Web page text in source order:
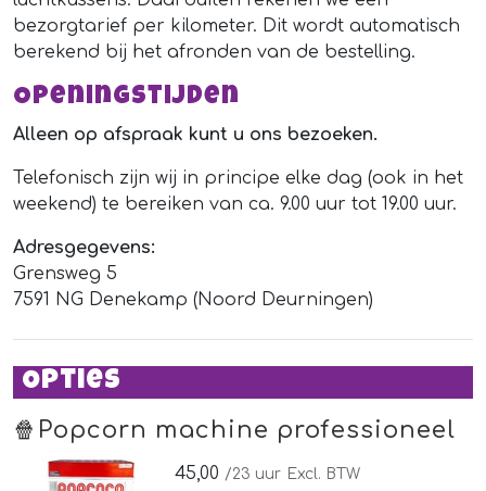
bezorgtarief per kilometer. Dit wordt automatisch
berekend bij het afronden van de bestelling.
Openingstijden
Alleen op afspraak kunt u ons bezoeken.
Telefonisch zijn wij in principe elke dag (ook in het
weekend) te bereiken van ca. 9.00 uur tot 19.00 uur.
Adresgegevens:
Grensweg 5
7591 NG Denekamp (Noord Deurningen)
Opties
🍿Popcorn machine professioneel
45,00 /23 uur Excl. BTW